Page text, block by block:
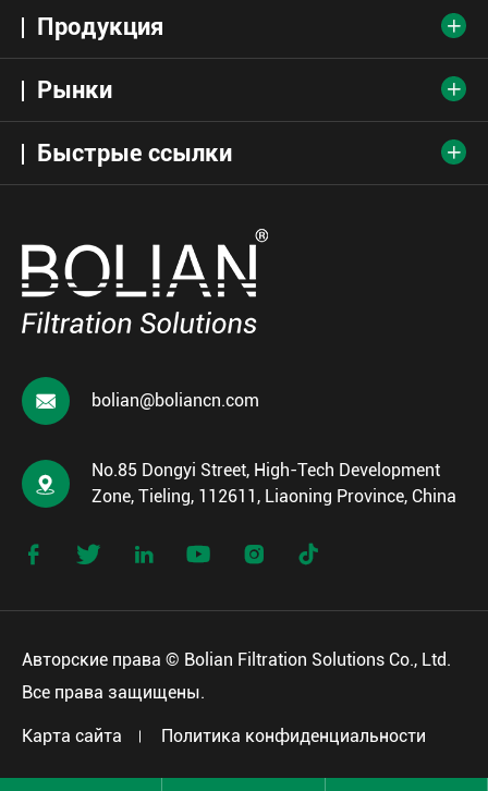
Продукция 
Рынки 
Быстрые ссылки 
 bolian@boliancn.com

No.85 Dongyi Street, High-Tech Development
Zone, Tieling, 112611, Liaoning Province, China
     
Авторские права © Bolian Filtration Solutions Co., Ltd.
Все права защищены.
Карта сайта Политика конфиденциальности